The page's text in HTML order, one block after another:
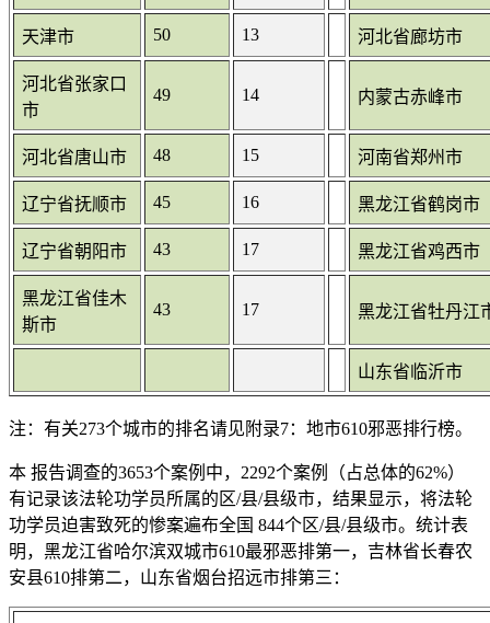
天津市 50 13 河北省廊坊市
河北省张家口
市
49 14 内蒙古赤峰市
河北省唐山市 48 15 河南省郑州市
辽宁省抚顺市 45 16 黑龙江省鹤岗市
辽宁省朝阳市 43 17 黑龙江省鸡西市
黑龙江省佳木
斯市
43 17 黑龙江省牡丹江
山东省临沂市
注：有关273个城市的排名请见附录7：地市610邪恶排行榜。
本 报告调查的3653个案例中，2292个案例（占总体的62%）
有记录该法轮功学员所属的区/县/县级市，结果显示，将法轮
功学员迫害致死的惨案遍布全国 844个区/县/县级市。统计表
明，黑龙江省哈尔滨双城市610最邪恶排第一，吉林省长春农
安县610排第二，山东省烟台招远市排第三：